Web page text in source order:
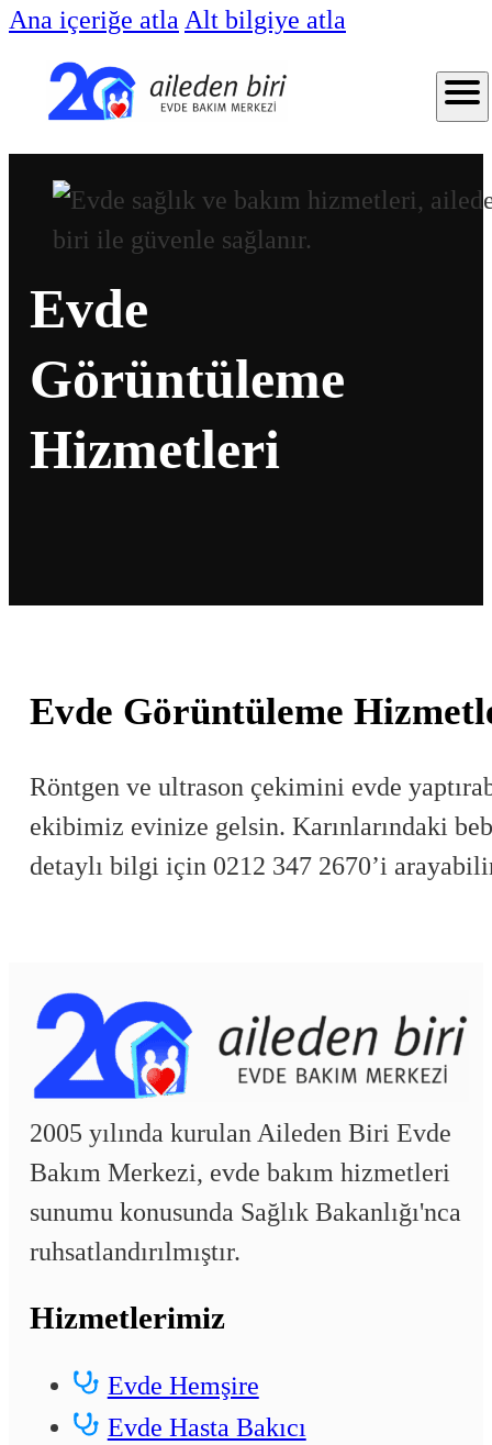
Ana içeriğe atla Alt bilgiye atla
Evde
Görüntüleme
Hizmetleri
Evde Görüntüleme
Röntgen ve ultrason çekimini evde
ekibimiz evinize gelsin. Karınlarındaki
detaylı bilgi için 0212 347 2670’i
2005 yılında kurulan Aileden Biri Evde
Bakım Merkezi, evde bakım hizmetleri
sunumu konusunda Sağlık Bakanlığı'nca
ruhsatlandırılmıştır.
Hizmetlerimiz
Evde Hemşire
Evde Hasta Bakıcı